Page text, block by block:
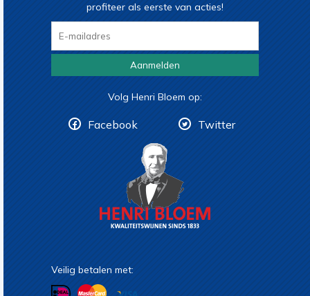
profiteer als eerste van acties!
Aanmelden
Volg Henri Bloem op:
Facebook Twitter
Veilig betalen met: